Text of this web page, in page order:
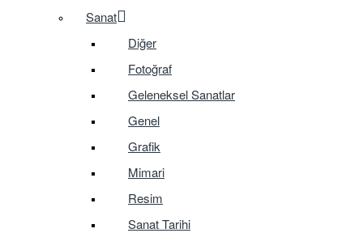
Sanat
Diğer
Fotoğraf
Geleneksel Sanatlar
Genel
Grafik
Mimari
Resim
Sanat Tarihi